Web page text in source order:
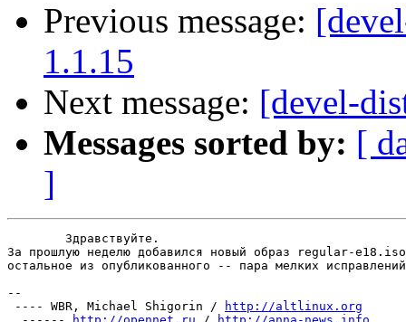
Previous message:
1.1.15
Next message: [devel-
Messages sorted by: [
]
За прошлую неделю добавился новый образ regular-
остальное из опубликованного -- пара мелких
--
---- WBR, Michael Shigorin /
http://altlinux.org